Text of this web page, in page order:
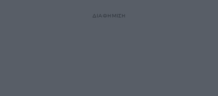
ΔΙΑΦΗΜΙΣΗ